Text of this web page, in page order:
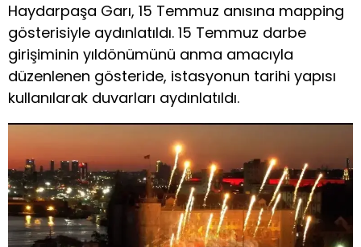
Haydarpaşa Garı, 15 Temmuz anısına mapping
gösterisiyle aydınlatıldı. 15 Temmuz darbe
girişiminin yıldönümünü anma amacıyla
düzenlenen gösteride, istasyonun tarihi yapısı
kullanılarak duvarları aydınlatıldı.